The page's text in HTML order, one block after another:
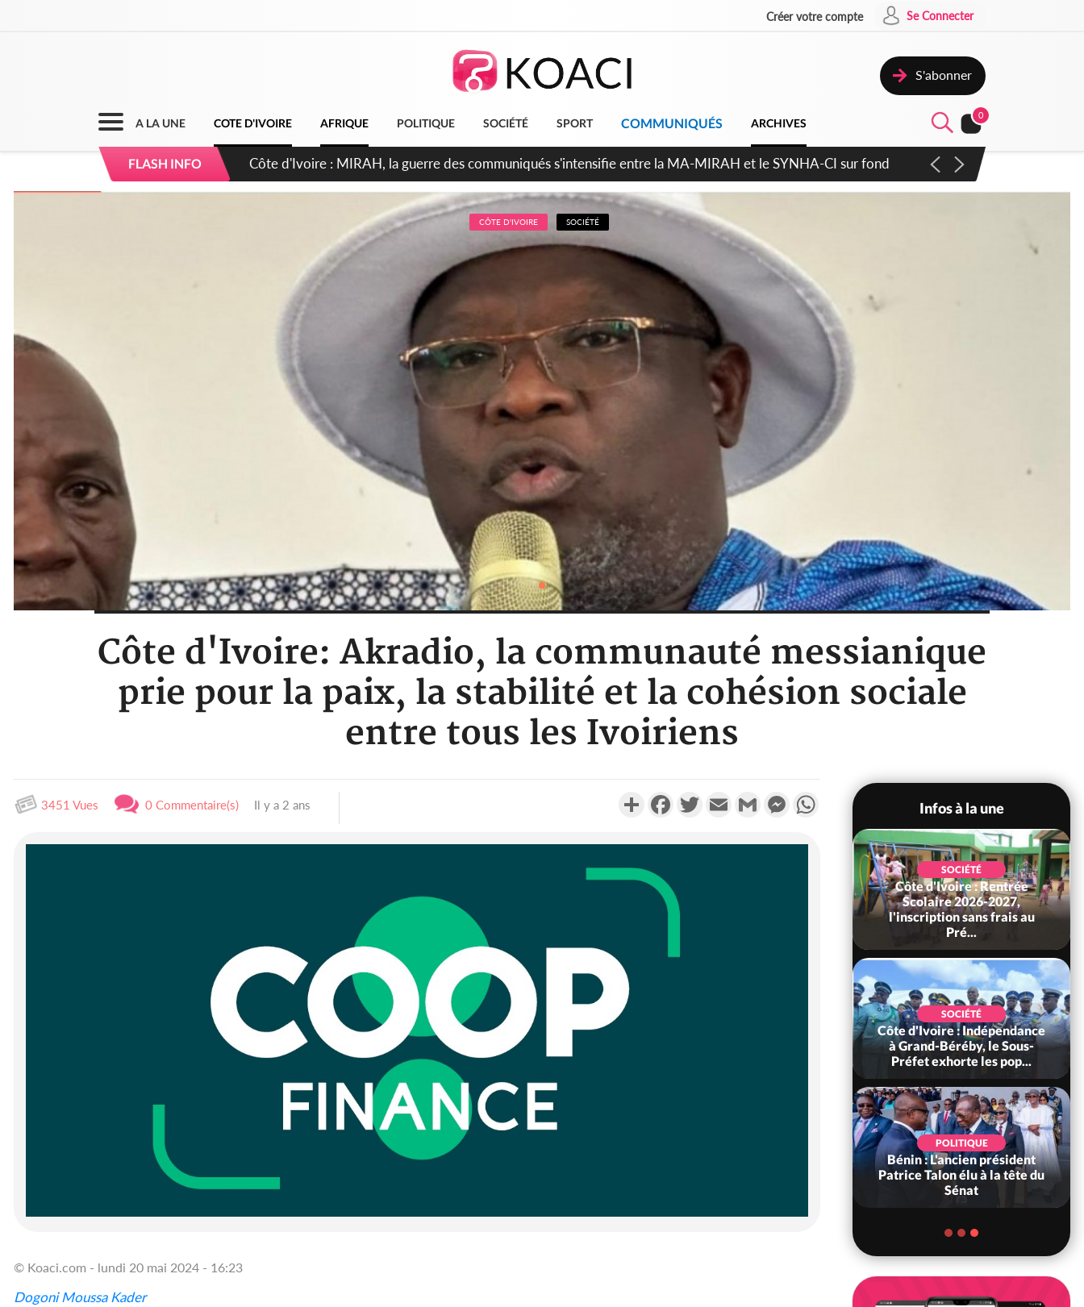
Créer votre compte Se Connecter
S'abonner
A LA UNE COTE D'IVOIRE AFRIQUE POLITIQUE SOCIÉTÉ SPORT COMMUNIQUÉS ARCHIVES
0
FLASH INFO Côte d'Ivoire : Indépendance 2026, Thiam plaide pour un environnement démocratique plus apaisé
CÔTE D'IVOIRE SOCIÉTÉ
Côte d'Ivoire: Akradio, la communauté messianique
prie pour la paix, la stabilité et la cohésion sociale
entre tous les Ivoiriens
3451 Vues 0 Commentaire(s) Il y a 2 ans PartagerFacebookTwitterEmail Gmail MessengerWhatsApp
© Koaci.com - lundi 20 mai 2024 - 16:23
Dogoni Moussa Kader
Infos à la une
Côte d'Ivoire : Après le pari
réussi du 66e anniversaire,
Adama Bictogo : «...
POLITIQUE
Côte d'Ivoire : 66e
anniversaire de
l'Indépendance, les Forces de
Défense e...
Côte d'Ivoire : Ouattara
promet des sanctions contre
SOCIÉTÉ
Côte d'Ivoire : Rentrée
Scolaire 2026-2027,
l'inscription sans frais au
Pré...
SOCIÉTÉ
Côte d'Ivoire : Indépendance
à Grand-Béréby, le Sous-
Préfet exhorte les pop...
POLITIQUE
Bénin : L'ancien président
Patrice Talon élu à la tête du
Sénat